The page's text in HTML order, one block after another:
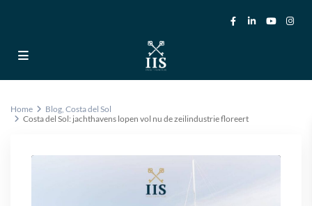
Home Blog,Costa del Sol
Costa del Sol: jachthavens lopen vol nu de zeilindustrie floreert